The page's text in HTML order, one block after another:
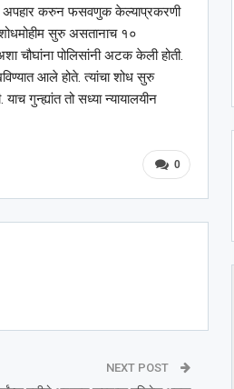
अपहार करुन फसवणुक केल्याप्रकरणी
शोधमोहीम सुरु असतानाच १०
चौघांना पोलिसांनी अटक केली होती.
आले होते. त्यांचा शोध सुरु
गुन्ह्यांत तो सध्या न्यायालयीन
0
NEXT POST